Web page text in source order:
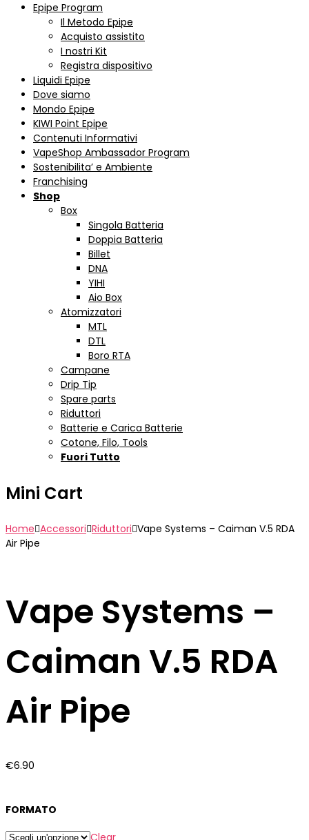
Epipe Program
Il Metodo Epipe
Acquisto assistito
I nostri Kit
Registra dispositivo
Liquidi Epipe
Dove siamo
Mondo Epipe
KIWI Point Epipe
Contenuti Informativi
VapeShop Ambassador Program
Sostenibilita’ e Ambiente
Franchising
Shop
Box
Singola Batteria
Doppia Batteria
Billet
DNA
YIHI
Aio Box
Atomizzatori
MTL
DTL
Boro RTA
Campane
Drip Tip
Spare parts
Riduttori
Batterie e Carica Batterie
Cotone, Filo, Tools
Fuori Tutto
Mini Cart
Home Accessori Riduttori Vape Systems – Caiman V.5 RDA
Air Pipe
Vape Systems –
Caiman V.5 RDA
Air Pipe
€6.90
FORMATO
Clear